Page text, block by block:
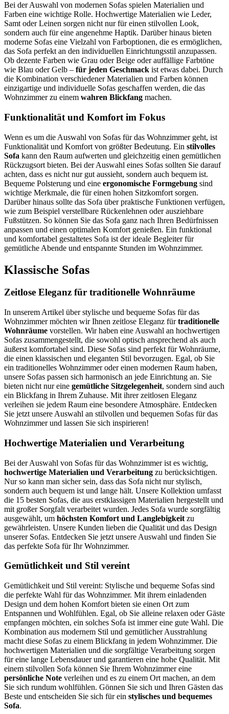
Bei der Auswahl von modernen Sofas spielen Materialien und
Farben eine wichtige Rolle. Hochwertige Materialien wie Leder,
Samt oder Leinen sorgen nicht nur für einen stilvollen Look,
sondern auch für eine angenehme Haptik. Darüber hinaus bieten
moderne Sofas eine Vielzahl von Farboptionen, die es ermöglichen,
das Sofa perfekt an den individuellen Einrichtungsstil anzupassen.
Ob dezente Farben wie Grau oder Beige oder auffällige Farbtöne
wie Blau oder Gelb – für jeden Geschmack ist etwas dabei. Durch
die Kombination verschiedener Materialien und Farben können
einzigartige und individuelle Sofas geschaffen werden, die das
Wohnzimmer zu einem wahren Blickfang machen.
Funktionalität und Komfort im Fokus
Wenn es um die Auswahl von Sofas für das Wohnzimmer geht, ist
Funktionalität und Komfort von größter Bedeutung. Ein stilvolles
Sofa kann den Raum aufwerten und gleichzeitig einen gemütlichen
Rückzugsort bieten. Bei der Auswahl eines Sofas sollten Sie darauf
achten, dass es nicht nur gut aussieht, sondern auch bequem ist.
Bequeme Polsterung und eine ergonomische Formgebung sind
wichtige Merkmale, die für einen hohen Sitzkomfort sorgen.
Darüber hinaus sollte das Sofa über praktische Funktionen verfügen,
wie zum Beispiel verstellbare Rückenlehnen oder ausziehbare
Fußstützen. So können Sie das Sofa ganz nach Ihren Bedürfnissen
anpassen und einen optimalen Komfort genießen. Ein funktional
und komfortabel gestaltetes Sofa ist der ideale Begleiter für
gemütliche Abende und entspannte Stunden im Wohnzimmer.
Klassische Sofas
Zeitlose Eleganz für traditionelle Wohnräume
In unserem Artikel über stylische und bequeme Sofas für das
Wohnzimmer möchten wir Ihnen zeitlose Eleganz fürtraditionelle
Wohnräume vorstellen. Wir haben eine Auswahl an hochwertigen
Sofas zusammengestellt, die sowohl optisch ansprechend als auch
äußerst komfortabel sind. Diese Sofas sind perfekt für Wohnräume,
die einen klassischen und eleganten Stil bevorzugen. Egal, ob Sie
ein traditionelles Wohnzimmer oder einen modernen Raum haben,
unsere Sofas passen sich harmonisch an jede Einrichtung an. Sie
bieten nicht nur eine gemütliche Sitzgelegenheit, sondern sind auch
ein Blickfang in Ihrem Zuhause. Mit ihrer zeitlosen Eleganz
verleihen sie jedem Raum eine besondere Atmosphäre. Entdecken
Sie jetzt unsere Auswahl an stilvollen und bequemen Sofas für das
Wohnzimmer und lassen Sie sich inspirieren!
Hochwertige Materialien und Verarbeitung
Bei der Auswahl von Sofas für das Wohnzimmer ist es wichtig,
hochwertige Materialien und Verarbeitung zu berücksichtigen.
Nur so kann man sicher sein, dass das Sofa nicht nur stylisch,
sondern auch bequem ist und lange hält. Unsere Kollektion umfasst
die 15 besten Sofas, die aus erstklassigen Materialien hergestellt und
mit großer Sorgfalt verarbeitet wurden. Jedes Sofa wurde sorgfältig
ausgewählt, um höchsten Komfort und Langlebigkeit zu
gewährleisten. Unsere Kunden lieben die Qualität und das Design
unserer Sofas. Entdecken Sie jetzt unsere Auswahl und finden Sie
das perfekte Sofa für Ihr Wohnzimmer.
Gemütlichkeit und Stil vereint
Gemütlichkeit und Stil vereint: Stylische und bequeme Sofas sind
die perfekte Wahl für das Wohnzimmer. Mit ihrem einladenden
Design und dem hohen Komfort bieten sie einen Ort zum
Entspannen und Wohlfühlen. Egal, ob Sie alleine relaxen oder Gäste
empfangen möchten, ein solches Sofa ist immer eine gute Wahl. Die
Kombination aus modernem Stil und gemütlicher Ausstrahlung
macht diese Sofas zu einem Blickfang in jedem Wohnzimmer. Die
hochwertigen Materialien und die sorgfältige Verarbeitung sorgen
für eine lange Lebensdauer und garantieren eine hohe Qualität. Mit
einem stilvollen Sofa können Sie Ihrem Wohnzimmer eine
persönliche Note verleihen und es zu einem Ort machen, an dem
Sie sich rundum wohlfühlen. Gönnen Sie sich und Ihren Gästen das
Beste und entscheiden Sie sich für ein stylisches und bequemes
Sofa.